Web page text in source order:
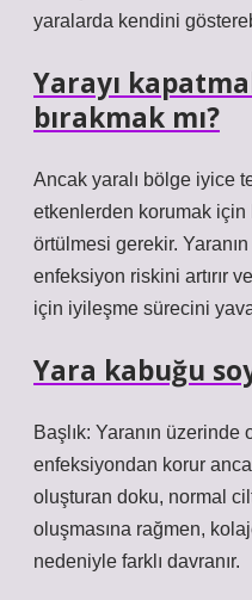
yaralarda kendini
Yarayı
bırakmak mı?
Ancak yaralı bölge iyice
etkenlerden korumak
örtülmesi gerekir.
enfeksiyon riskini artırır
için iyileşme sürecini
Yara kabuğu
Başlık: Yaranın
enfeksiyondan korur
oluşturan doku, normal
oluşmasına rağmen,
nedeniyle farklı davranır.